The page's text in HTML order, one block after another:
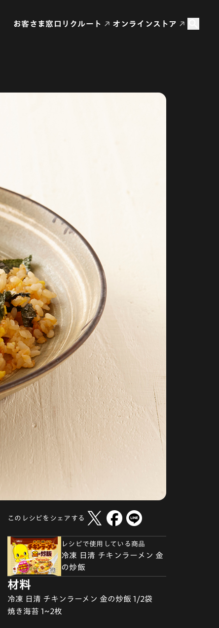
お客さま窓口 リクルート オンラインストア
このレシピをシェアする
レシピで使用している商品
冷凍 日清 チキンラーメン 金
の炒飯
材料
冷凍 日清 チキンラーメン 金の炒飯 1/2袋
焼き海苔 1~2枚